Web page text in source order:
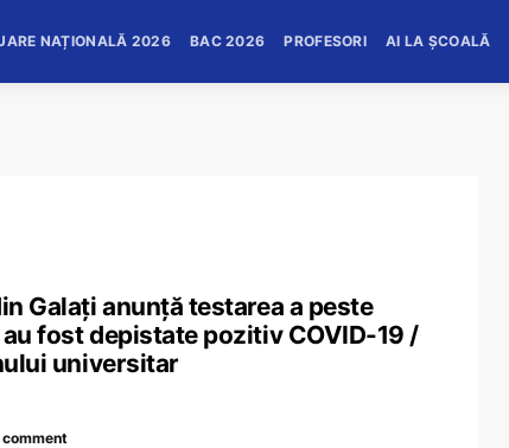
NAȚIONALĂ 2026 BAC 2026 PROFESORI AI LA ȘCOALĂ
Galaţi anunță testarea a peste
fost depistate pozitiv COVID-19 /
universitar
comment